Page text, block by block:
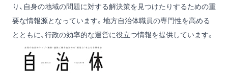
り、自身の地域の問題に対する解決策を見つけたりするための重
要な情報源となっています。地方自治体職員の専門性を高める
とともに、行政の効率的な運営に役立つ情報を提供しています。